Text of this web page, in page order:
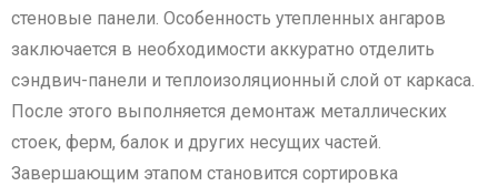
стеновые панели. Особенность утепленных ангаров
заключается в необходимости аккуратно отделить
сэндвич-панели и теплоизоляционный слой от каркаса.
После этого выполняется демонтаж металлических
стоек, ферм, балок и других несущих частей.
Завершающим этапом становится сортировка